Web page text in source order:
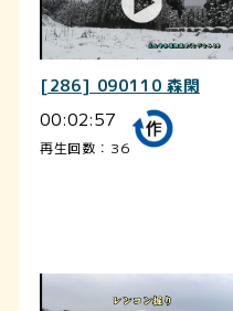
[286] 090110 森閑
00:02:57
再生回数：36